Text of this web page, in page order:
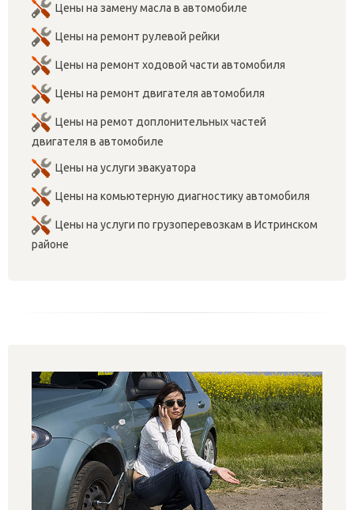
Цены на замену масла в автомобиле
Цены на ремонт рулевой рейки
Цены на ремонт ходовой части автомобиля
Цены на ремонт двигателя автомобиля
Цены на ремот доплонительных частей
двигателя в автомобиле
Цены на услуги эвакуатора
Цены на комьютерную диагностику автомобиля
Цены на услуги по грузоперевозкам в Истринском
районе